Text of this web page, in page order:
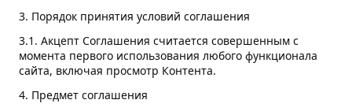
3. Порядок принятия условий соглашения
3.1. Акцепт Соглашения считается совершенным с
момента первого использования любого функционала
сайта, включая просмотр Контента.
4. Предмет соглашения